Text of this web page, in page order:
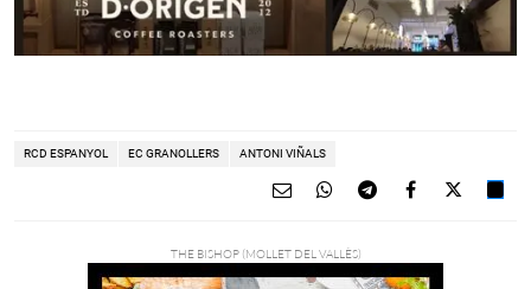
RCD ESPANYOL EC GRANOLLERS ANTONI VIÑALS